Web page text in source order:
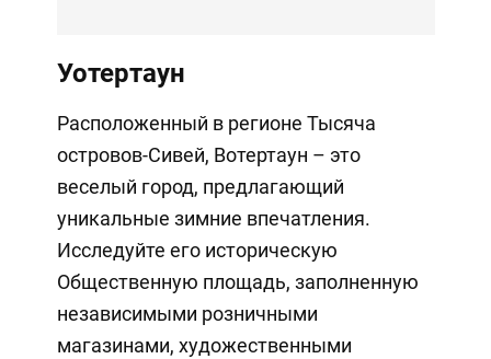
Уотертаун
Расположенный в регионе Тысяча
островов-Сивей, Вотертаун – это
веселый город, предлагающий
уникальные зимние впечатления.
Исследуйте его историческую
Общественную площадь, заполненную
независимыми розничными
магазинами, художественными